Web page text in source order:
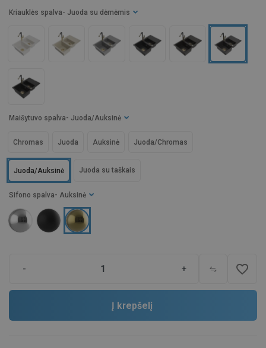
Sifono spalva - Auksinė
Kriauklės spalva - Juoda su dėmėmis
Maišytuvo spalva - Juoda/Auksinė
Juoda
Chromas Auksinė Juoda/Chromas
Juoda/Auksinė Juoda su taškais
- + favorite_border
Į krepšelį